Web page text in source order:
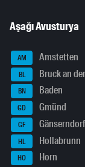
Aşağı Avusturya
AM Amstetten
BL Bruck an
BN Baden
GD Gmünd
GF Gänserndorf
HL Hollabrunn
HO Horn